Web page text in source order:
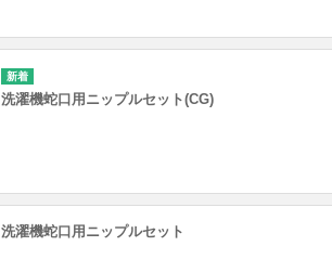
洗濯機蛇口用ニップルセット(CG)
洗濯機蛇口用ニップルセット